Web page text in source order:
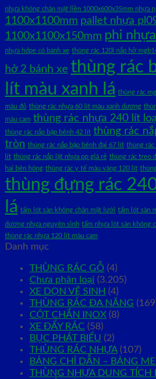
nhựa không chân mặt liền 1000x600x35mm nhựa
1100x1100mm pallet nhựa
1100x1100x150mm phi
nhựa hdpe có bánh xe thùng rác 120l nắp hở
hở 2 bánh xe thùng rác
lít màu xanh lá thùng rác
màu đỏ thùng rác nhựa 60 lít màu xanh dương
màu cam thùng rác nhựa 240 lít
thùng rác nắp bập bênh 42 lít thùng rác
tròn thùng rác nắp bập bênh đại 67 lít thùng rác
lít thùng rác nắp lật nhựa pp giá rẻ thùng rác treo
hai bên hông thùng rác y tế màu vàng 120 lít
thùng đựng rác
lá tấm lót sàn không chân mặt lưới tấm lót sàn
dương nhựa nguyên sinh tấm nhựa lót sàn không
thùng rác nhựa 120 lít màu cam
Danh mục
THÙNG RÁC GỖ (4)
Chưa phân loại (3.205)
XE DỌN VỆ SINH (4)
THÙNG RÁC ĐA NĂNG
CỘT CHẮN INOX (8)
XE ĐẨY RÁC (58)
BỤC PHÁT BIỂU (2)
THÙNG RÁC NHỰA (107)
BẢNG CHỈ DẪN – BẢNG
THÙNG NHỰA DUNG TÍCH